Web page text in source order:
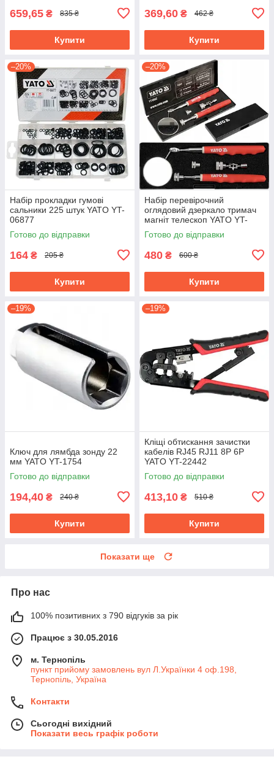
659,65 ₴ 835 ₴
Купити
369,60 ₴ 462 ₴
Купити
–20%
Набір прокладки гумові
сальники 225 штук YATO YT-
06877
Готово до відправки
164 ₴ 205 ₴
Купити
–20%
Набір перевірочний
оглядовий дзеркало тримач
магніт телескоп YATO YT-
0662
Готово до відправки
480 ₴ 600 ₴
Купити
–19%
Ключ для лямбда зонду 22
мм YATO YT-1754
Готово до відправки
194,40 ₴ 240 ₴
Купити
–19%
Кліщі обтискання зачистки
кабелів RJ45 RJ11 8P 6P
YATO YT-22442
Готово до відправки
413,10 ₴ 510 ₴
Купити
Показати ще
Про нас
100% позитивних з 790 відгуків за рік
Працює з 30.05.2016
м. Тернопіль
пункт прийому замовлень вул Л.Українки 4 оф.198,
Тернопіль, Україна
Контакти
Сьогодні вихідний
Показати весь графік роботи